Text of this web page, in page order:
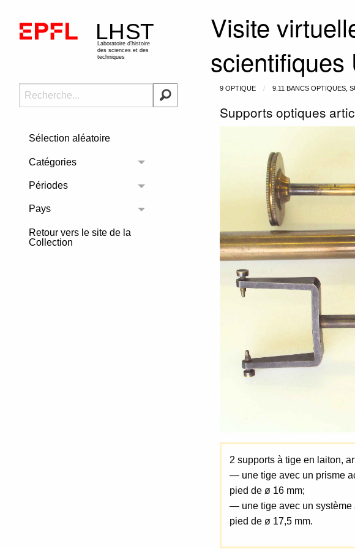
Visite
scientifiques
Sélection aléatoire
Catégories
Toggle menu
Périodes
Toggle menu
Pays
Toggle menu
Retour vers le site de la
Collection
9 OPTIQUE 9.11 BANCS OPTIQUES,
Supports optiques
2 supports à tige en laiton,
— une tige avec un prisme
pied de ø 16 mm;
— une tige avec un système
pied de ø 17,5 mm.